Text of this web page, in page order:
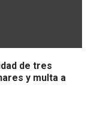
de tres
y multa a